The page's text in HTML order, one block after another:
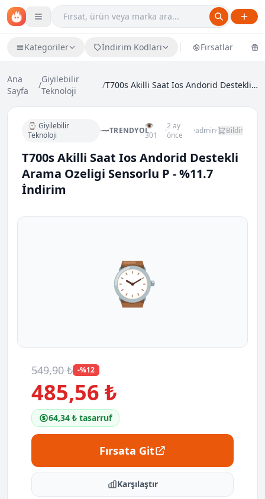
Kategoriler İndirim Kodları Fırsatlar
Ana
Sayfa
/
Giyilebilir
Teknoloji
/ T700s Akilli Saat Ios Andorid Destekli Arama Ozeli...
⌚ Giyilebilir
Teknoloji
TRENDYOL👁
301
·2 ay
önce
·admin· Bildir
T700s Akilli Saat Ios Andorid Destekli
Arama Ozeligi Sensorlu P - %11.7
İndirim
⌚
549,90 ₺ -%12
485,56 ₺
64,34 ₺ tasarruf
Fırsata Git
Karşılaştır